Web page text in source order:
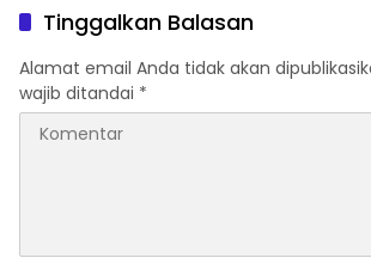
Tinggalkan Balasan
Alamat email Anda tidak akan
wajib ditandai *